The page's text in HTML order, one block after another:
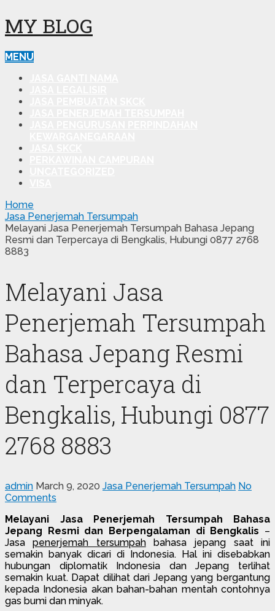
MY BLOG
MENU
Home
Jasa Penerjemah Tersumpah
Melayani Jasa Penerjemah Tersumpah Bahasa Jepang
Resmi dan Terpercaya di Bengkalis, Hubungi 0877 2768
8883
Melayani Jasa
Penerjemah Tersumpah
Bahasa Jepang Resmi
dan Terpercaya di
Bengkalis, Hubungi 0877
2768 8883
admin March 9, 2020 Jasa Penerjemah Tersumpah No
Comments
Melayani Jasa Penerjemah Tersumpah Bahasa
Jepang Resmi dan Berpengalaman di Bengkalis –
Jasapenerjemah tersumpahbahasa jepang saat ini
semakin banyak dicari di Indonesia. Hal ini disebabkan
hubungan diplomatik Indonesia dan Jepang terlihat
semakin kuat. Dapat dilihat dari Jepang yang bergantung
kepada Indonesia akan bahan-bahan mentah contohnya
gas bumi dan minyak.